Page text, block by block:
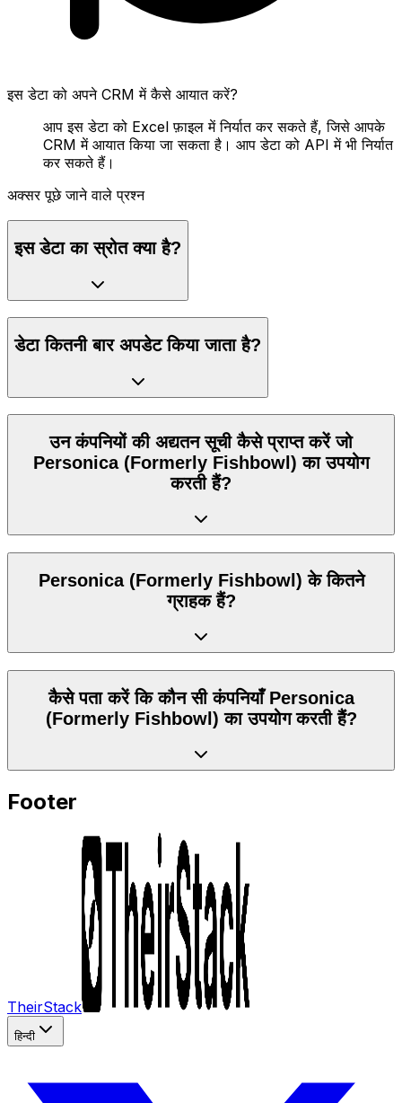
इस डेटा को अपने CRM में कैसे आयात करें?
आप इस डेटा को Excel फ़ाइल में निर्यात कर सकते हैं, जिसे आपके
CRM में आयात किया जा सकता है। आप डेटा को API में भी निर्यात
कर सकते हैं।
अक्सर पूछे जाने वाले प्रश्न
इस डेटा का स्रोत क्या है?
डेटा कितनी बार अपडेट किया जाता है?
उन कंपनियों की अद्यतन सूची कैसे प्राप्त करें जो
Personica (Formerly Fishbowl) का उपयोग
करती हैं?
Personica (Formerly Fishbowl) के कितने
ग्राहक हैं?
कैसे पता करें कि कौन सी कंपनियाँ Personica
(Formerly Fishbowl) का उपयोग करती हैं?
Footer
TheirStack
हिन्दी